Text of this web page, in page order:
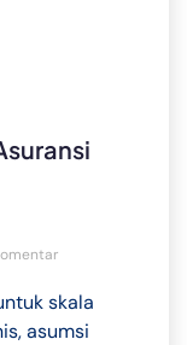
skala
asumsi